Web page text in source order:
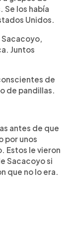
Se los había
Unidos.
Sacacoyo,
Juntos
de
de pandillas.
antes de que
por unos
Estos le vieron
Sacacoyo si
que no lo era.